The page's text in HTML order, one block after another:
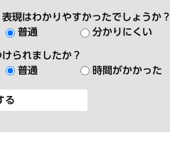
現はわかりやすかったでしょうか？
普通 分かりにくい
られましたか？
普通 時間がかかった